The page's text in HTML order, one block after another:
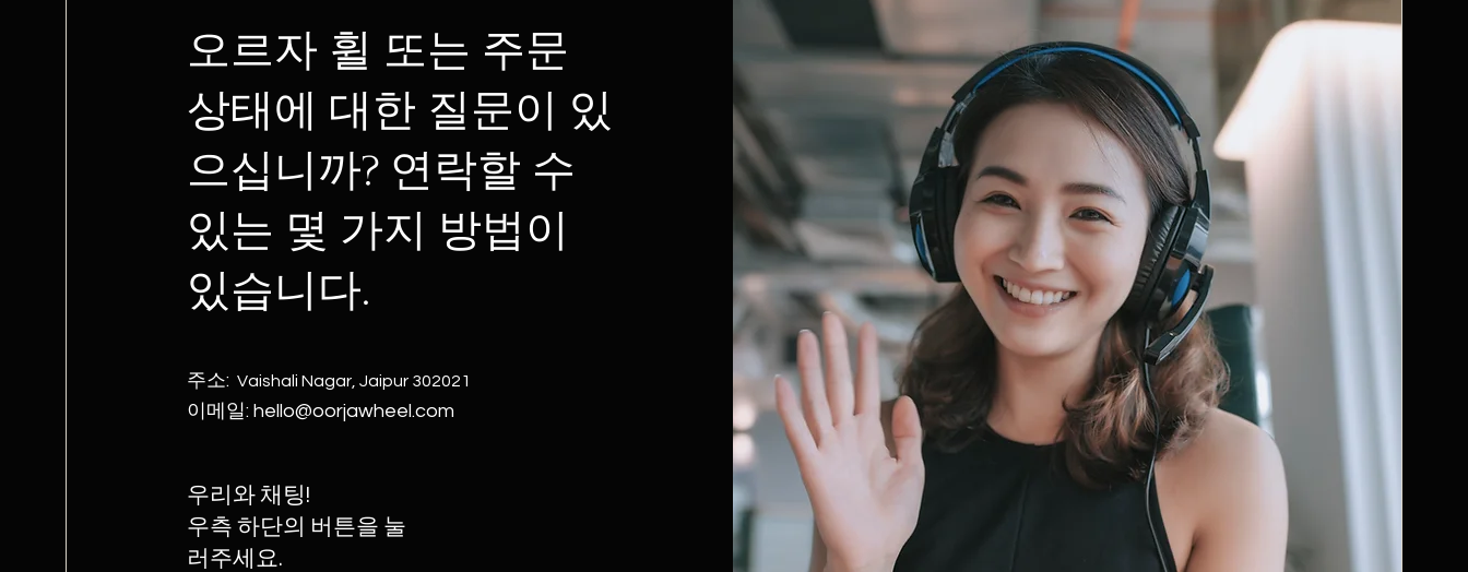
오르자 휠 또는 주문
상태에 대한 질문이 있
으십니까? 연락할 수
있는 몇 가지 방법이
있습니다.
주소: Vaishali Nagar, Jaipur 302021
이메일:hello@oorjawheel.com
우리와 채팅!
우측 하단의 버튼을 눌
러주세요.